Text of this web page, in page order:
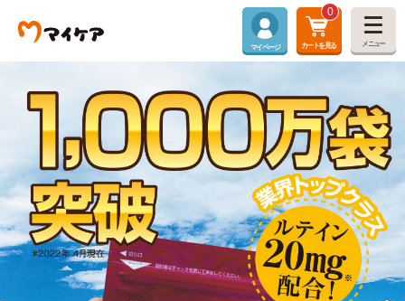
マイページ
0
カートを見る メニュー